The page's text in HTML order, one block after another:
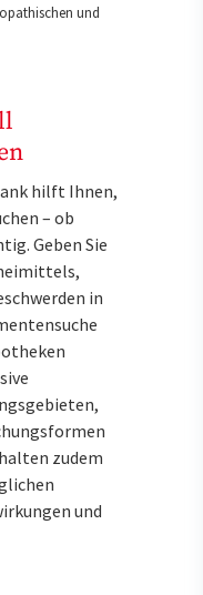
und
hilft Ihnen,
– ob
Geben Sie
in
zudem
und